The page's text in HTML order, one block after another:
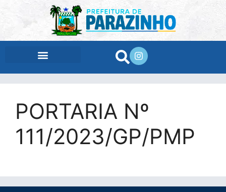
PORTARIA Nº
111/2023/GP/PMP